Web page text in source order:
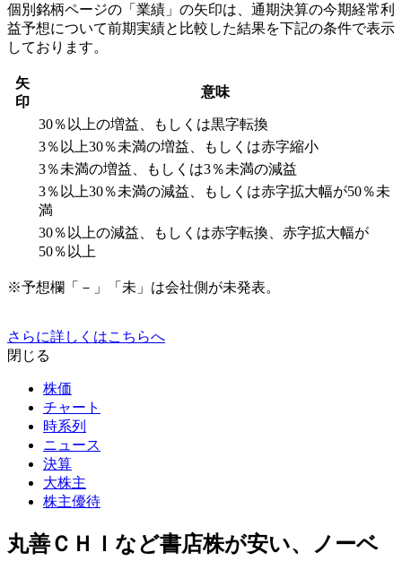
個別銘柄ページの「業績」の矢印は、通期決算の今期経常利
益予想について前期実績と比較した結果を下記の条件で表示
しております。
矢
印
意味
30％以上の増益、もしくは黒字転換
3％以上30％未満の増益、もしくは赤字縮小
3％未満の増益、もしくは3％未満の減益
3％以上30％未満の減益、もしくは赤字拡大幅が50％未
満
30％以上の減益、もしくは赤字転換、赤字拡大幅が
50％以上
※予想欄「－」「未」は会社側が未発表。
さらに詳しくはこちらへ
閉じる
株価
チャート
時系列
ニュース
決算
大株主
株主優待
丸善ＣＨＩなど書店株が安い、ノーベ